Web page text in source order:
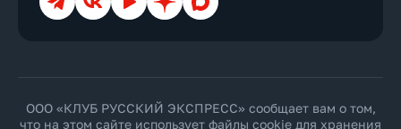
ООО «КЛУБ РУССКИЙ ЭКСПРЕСС» сообщает вам о том,
что на этом сайте использует файлы cookie для хранения